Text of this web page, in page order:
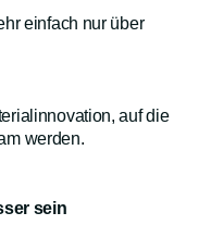
einfach nur über
auf die
werden.
sein